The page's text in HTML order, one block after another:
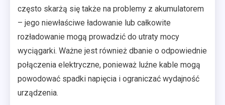
często skarżą się także na problemy z akumulatorem
– jego niewłaściwe ładowanie lub całkowite
rozładowanie mogą prowadzić do utraty mocy
wyciągarki. Ważne jest również dbanie o odpowiednie
połączenia elektryczne, ponieważ luźne kable mogą
powodować spadki napięcia i ograniczać wydajność
urządzenia.